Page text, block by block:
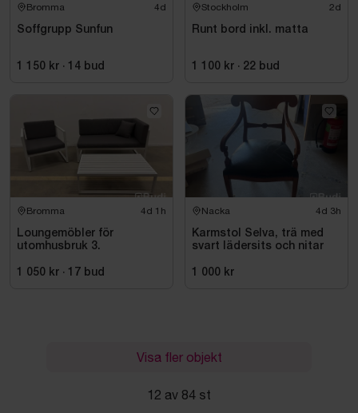
Bromma 4d
Soffgrupp Sunfun
1 150 kr · 14 bud
Stockholm 2d
Runt bord inkl. matta
1 100 kr · 22 bud
Bromma 4d 1h
Loungemöbler för
utomhusbruk 3.
1 050 kr · 17 bud
Nacka 4d 3h
Karmstol Selva, trä med
svart lädersits och nitar
1 000 kr
Visa fler objekt
12 av 84 st